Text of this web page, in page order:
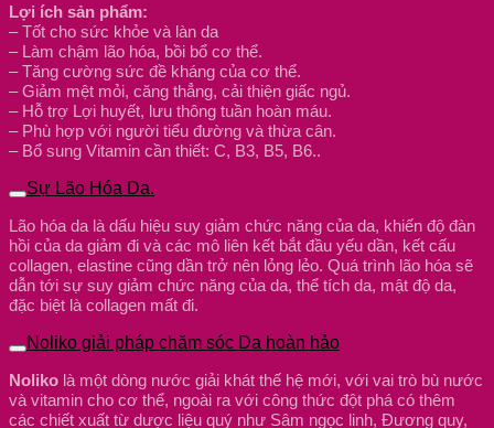
Lợi ích sản phẩm:
– Tốt cho sức khỏe và làn da
– Làm chậm lão hóa, bồi bổ cơ thể.
– Tăng cường sức đề kháng của cơ thể.
– Giảm mệt mỏi, căng thẳng, cải thiện giấc ngủ.
– Hỗ trợ Lợi huyết, lưu thông tuần hoàn máu.
– Phù hợp với người tiểu đường và thừa cân.
– Bổ sung Vitamin cần thiết: C, B3, B5, B6..
Sự Lão Hóa Da.
Lão hóa da là dấu hiệu suy giảm chức năng của da, khiến độ đàn
hồi của da giảm đi và các mô liên kết bắt đầu yếu dần, kết cấu
collagen, elastine cũng dần trở nên lỏng lẻo. Quá trình lão hóa sẽ
dẫn tới sự suy giảm chức năng của da, thể tích da, mật độ da,
đặc biệt là collagen mất đi.
Noliko giải pháp chăm sóc Da hoàn hảo
Noliko là một dòng nước giải khát thế hệ mới, với vai trò bù nước
và vitamin cho cơ thể, ngoài ra với công thức đột phá có thêm
các chiết xuất từ dược liệu quý như Sâm ngọc linh, Đương quy,